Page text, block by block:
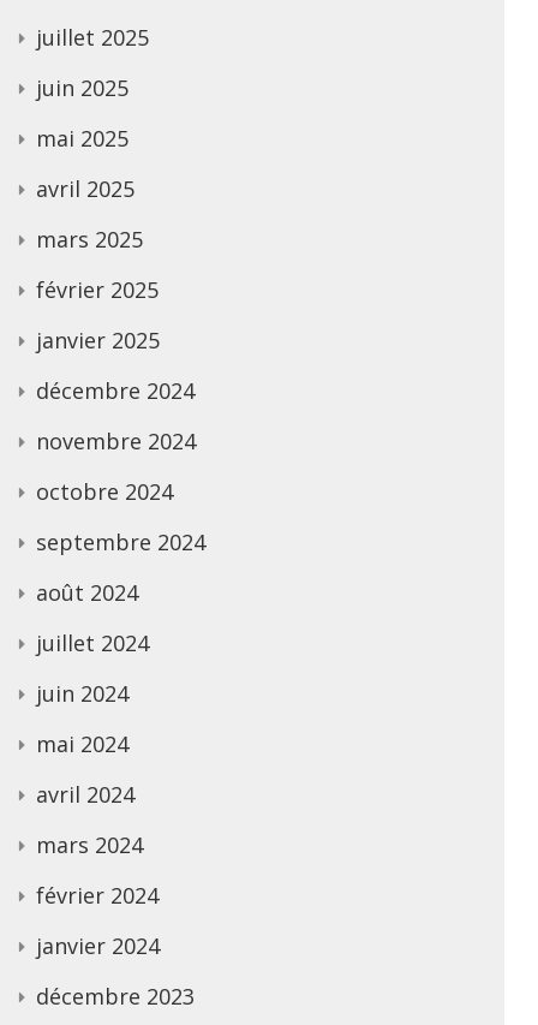
juillet 2025
juin 2025
mai 2025
avril 2025
mars 2025
février 2025
janvier 2025
décembre 2024
novembre 2024
octobre 2024
septembre 2024
août 2024
juillet 2024
juin 2024
mai 2024
avril 2024
mars 2024
février 2024
janvier 2024
décembre 2023